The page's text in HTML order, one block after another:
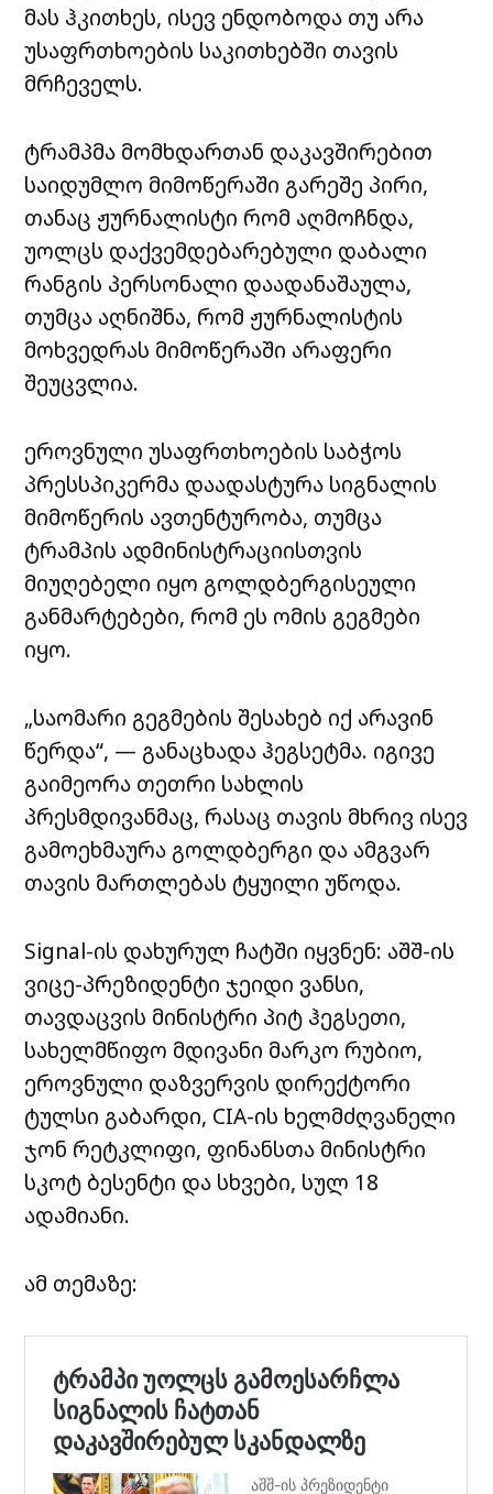
მას ჰკითხეს, ისევ ენდობოდა თუ არა
უსაფრთხოების საკითხებში თავის
მრჩეველს.
ტრამპმა მომხდართან დაკავშირებით
საიდუმლო მიმოწერაში გარეშე პირი,
თანაც ჟურნალისტი რომ აღმოჩნდა,
უოლცს დაქვემდებარებული დაბალი
რანგის პერსონალი დაადანაშაულა,
თუმცა აღნიშნა, რომ ჟურნალისტის
მოხვედრას მიმოწერაში არაფერი
შეუცვლია.
ეროვნული უსაფრთხოების საბჭოს
პრესსპიკერმა დაადასტურა სიგნალის
მიმოწერის ავთენტურობა, თუმცა
ტრამპის ადმინისტრაციისთვის
მიუღებელი იყო გოლდბერგისეული
განმარტებები, რომ ეს ომის გეგმები
იყო.
„საომარი გეგმების შესახებ იქ არავინ
წერდა“, — განაცხადა ჰეგსეტმა. იგივე
გაიმეორა თეთრი სახლის
პრესმდივანმაც, რასაც თავის მხრივ ისევ
გამოეხმაურა გოლდბერგი და ამგვარ
თავის მართლებას ტყუილი უწოდა.
Signal-ის დახურულ ჩატში იყვნენ: აშშ-ის
ვიცე-პრეზიდენტი ჯეიდი ვანსი,
თავდაცვის მინისტრი პიტ ჰეგსეთი,
სახელმწიფო მდივანი მარკო რუბიო,
ეროვნული დაზვერვის დირექტორი
ტულსი გაბარდი, CIA-ის ხელმძღვანელი
ჯონ რეტკლიფი, ფინანსთა მინისტრი
სკოტ ბესენტი და სხვები, სულ 18
ადამიანი.
ამ თემაზე: